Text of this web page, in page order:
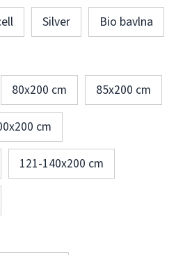
Silver Bio bavlna
80x200 cm 85x200 cm
cm
121-140x200 cm